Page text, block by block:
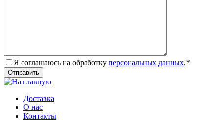
Я соглашаюсь на обработку персональных данных.*
Доставка
О нас
Контакты